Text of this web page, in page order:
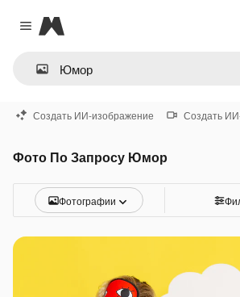
Close menu
Magnific
Создать ИИ-изображение Создать
Фото По Запросу Юмор
Фотографии